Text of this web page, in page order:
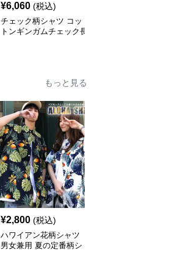
¥6,060 (税込)
チェック柄シャツ コッ
トンギンガムチェック長
もっと見る
¥2,800 (税込)
ハワイアン花柄シャツ
男女兼用 夏の定番柄シ